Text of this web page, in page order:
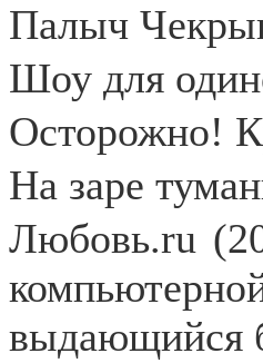
Палыч
Шоу для
Осторожно!
На заре
Любoвь.ru
выдающийся